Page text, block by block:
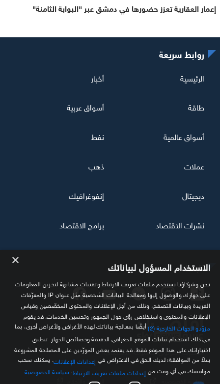
إعمار العقارية تعزز حضورها في دمشق عبر "البوابة الثامنة"
تابعنا
مصدرك الموثوق للمعلومة الاقتصادية
روابط سريعة
الرئيسية أخبار
طاقة أسواق عربية
أسواق عالمية نفط
عملات ذهب
ديجيتال إنفوغرافيك
نشرات الاقتصاد برامج الاقتصاد
سياسة الخصوصية الشروط والأحكام
× الاستخدام المسؤول لبياناتك
نحن وشركاؤنا نستخدم ملفات تعريف الارتباط وتقنيات مشابهة لتخزين المعلومات
على جهازك والوصول إليها ومعالجة البيانات الشخصية مثل عنوان IP والمعرّفات
الفريدة وبيانات التصفح، وذلك من أجل الإعلانات والمحتوى المخصّصين وقياس
الإعلانات والمحتوى واستخلاص رؤى حول الجمهور وتحسين الخدمات. قد يقوم
مزوّدو الجهات الخارجية (2)
أيضًا بمعالجة بياناتك لهذه الأغراض ولأغراض أخرى، بما
في ذلك استخدام بيانات الموقع الجغرافي الدقيقة وخصائص الجهاز. تنطبق
اختياراتك على هذا الموقع فقط. قد يعتمد بعض المورّدين على المصلحة المشروعة
بدلاً من الموافقة؛ لديك الحق في الاعتراض في إعدادات الإعلانات . يمكنك سحب
موافقتك في أي وقت من إعدادات ملفات تعريف الارتباط سياسة الخصوصية